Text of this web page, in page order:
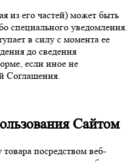
из его частей) может быть
специального уведомления.
в силу с момента ее
до сведения
если иное не
Соглашения.
Сайтом
посредством веб-